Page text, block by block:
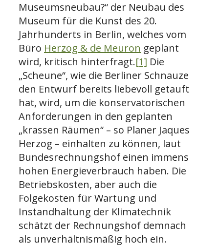
Museumsneubau?“ der Neubau des
Museum für die Kunst des 20.
Jahrhunderts in Berlin, welches vom
Büro Herzog & de Meuron geplant
wird, kritisch hinterfragt.[1] Die
„Scheune“, wie die Berliner Schnauze
den Entwurf bereits liebevoll getauft
hat, wird, um die konservatorischen
Anforderungen in den geplanten
„krassen Räumen“ – so Planer Jaques
Herzog – einhalten zu können, laut
Bundesrechnungshof einen immens
hohen Energieverbrauch haben. Die
Betriebskosten, aber auch die
Folgekosten für Wartung und
Instandhaltung der Klimatechnik
schätzt der Rechnungshof demnach
als unverhältnismäßig hoch ein.